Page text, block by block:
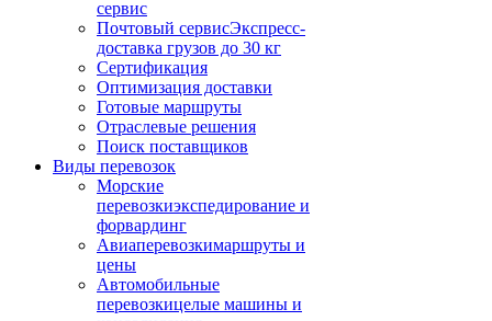
сервис
Почтовый сервисЭкспресс-
доставка грузов до 30 кг
Сертификация
Оптимизация доставки
Готовые маршруты
Отраслевые решения
Поиск поставщиков
Виды перевозок
Морские
перевозкиэкспедирование и
форвардинг
Авиаперевозкимаршруты и
цены
Автомобильные
перевозкицелые машины и